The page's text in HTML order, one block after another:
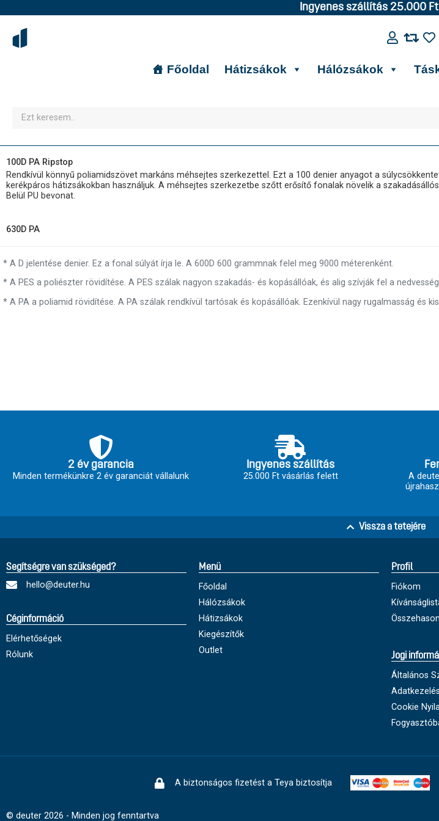
Ingyenes szállítás 25.000
Főoldal Hátizsákok Hálózsákok
100D PA Ripstop
Rendkívül könnyű poliamidszövet markáns méhsejtes szerkezettel. Ezt a 100 denier anyagot a
kerékpáros hátizsákokban használjuk. A méhsejtes szerkezetbe szőtt erősítő fonalak növelik a
Belül PU bevonat.
630D PA
* A D jelentése denier. Ez a fonal súlyát írja le. A 600D 600 grammnak felel meg 9000 méterenként.
* A PES a poliészter rövidítése. A PES szálak nagyon szakadás- és kopásállóak, és alig szívják fel a
* A PA a poliamid rövidítése. A PA szálak rendkívül tartósak és kopásállóak. Ezenkívül nagy rugalmasság és
2 év garancia
Minden termékünkre 2 év garanciát vállalunk
Ingyenes szállítás
25.000 Ft vásárlás felett
A
Vissza a tetejére
Segítségre van szükséged?
hello@deuter.hu
Céginformáció
Elérhetőségek
Rólunk
Menü
Főoldal
Hálózsákok
Hátizsákok
Kiegészítők
Outlet
Profil
Fiókom
Jogi
Általános
Cookie
A biztonságos fizetést a Teya biztosítja
© deuter 2026 - Minden jog fenntartva